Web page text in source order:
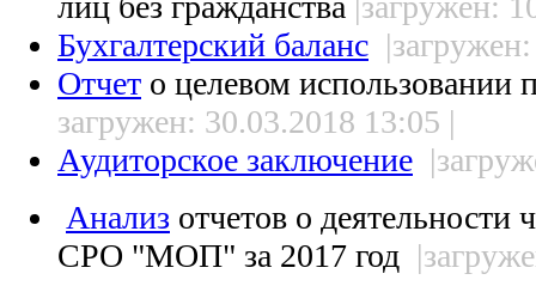
Бухгалтерский баланс
Отчет о целевом
загружен: 30.03.2018 13:05 |
Аудиторское заключение
Анализ отчетов о деятельности
СРО "МОП" за 2017 год